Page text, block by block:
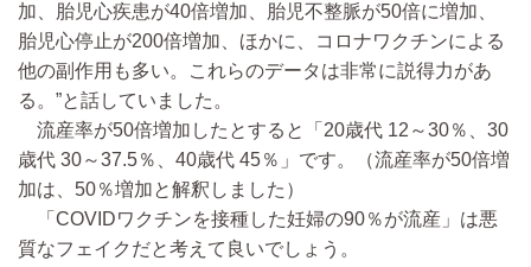
加、胎児心疾患が40倍増加、胎児不整脈が50倍に増加、
胎児心停止が200倍増加、ほかに、コロナワクチンによる
他の副作用も多い。これらのデータは非常に説得力があ
る。”と話していました。
流産率が50倍増加したとすると「20歳代 12～30％、30
歳代 30～37.5％、40歳代 45％」です。（流産率が50倍増
加は、50％増加と解釈しました）
「COVIDワクチンを接種した妊婦の90％が流産」は悪
質なフェイクだと考えて良いでしょう。